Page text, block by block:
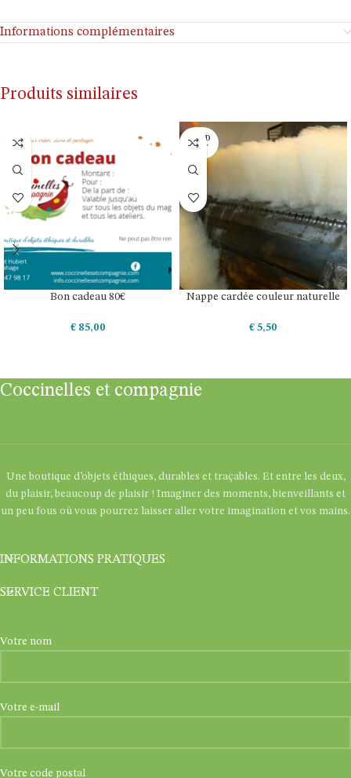
Informations complémentaires
Produits similaires
Bon cadeau 80€
€85,00
SOLD
OUT
Nappe cardée couleur naturelle
€ 5,50
Coccinelles et compagnie
Une boutique d’objets éthiques, durables et traçables. Et entre les deux,
du plaisir, beaucoup de plaisir ! Imaginer des moments, bienveillants et
un peu fous où vous pourrez laisser aller votre imagination et vos mains.
INFORMATIONS PRATIQUES
SERVICE CLIENT
Votre nom
Votre e-mail
Votre code postal